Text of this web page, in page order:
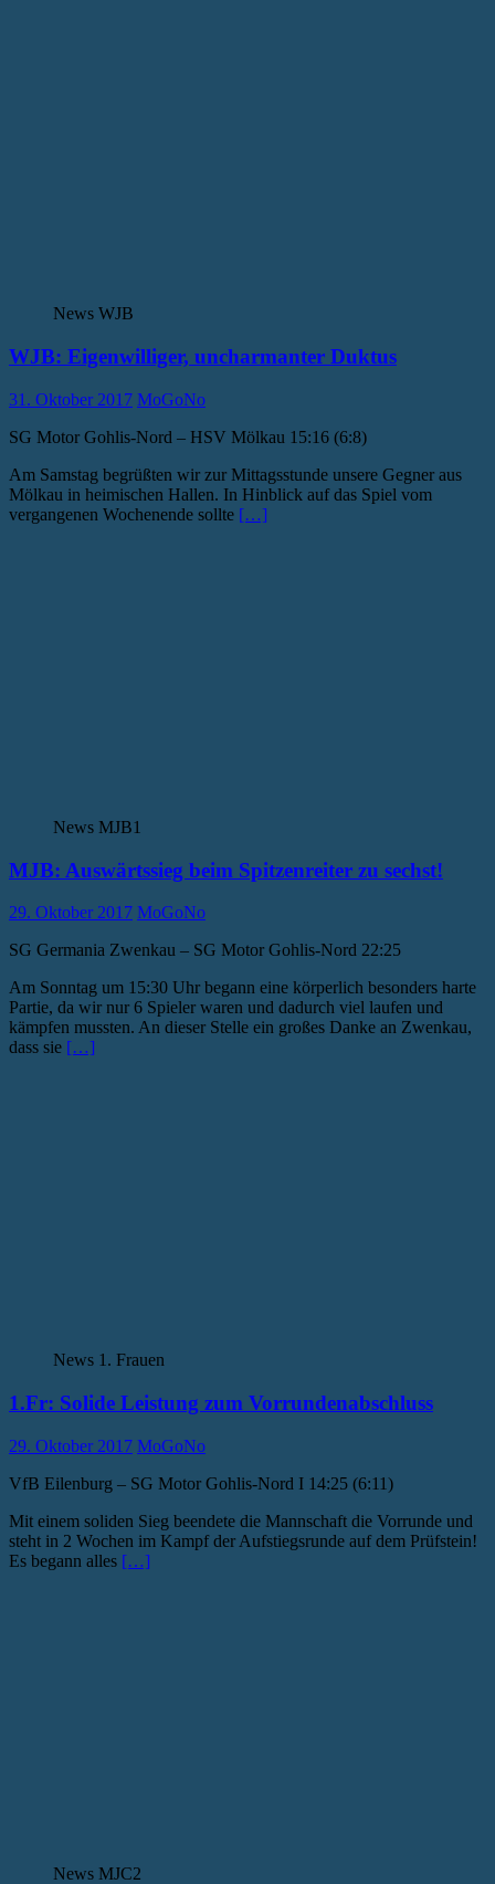
News WJB
WJB: Eigenwilliger, uncharmanter Duktus
31. Oktober 2017 MoGoNo
SG Motor Gohlis-Nord – HSV Mölkau 15:16 (6:8)
Am Samstag begrüßten wir zur Mittagsstunde unsere Gegner aus
Mölkau in heimischen Hallen. In Hinblick auf das Spiel vom
vergangenen Wochenende sollte […]
News MJB1
MJB: Auswärtssieg beim Spitzenreiter zu sechst!
29. Oktober 2017 MoGoNo
SG Germania Zwenkau – SG Motor Gohlis-Nord 22:25
Am Sonntag um 15:30 Uhr begann eine körperlich besonders harte
Partie, da wir nur 6 Spieler waren und dadurch viel laufen und
kämpfen mussten. An dieser Stelle ein großes Danke an Zwenkau,
dass sie […]
News 1. Frauen
1.Fr: Solide Leistung zum Vorrundenabschluss
29. Oktober 2017 MoGoNo
VfB Eilenburg – SG Motor Gohlis-Nord I 14:25 (6:11)
Mit einem soliden Sieg beendete die Mannschaft die Vorrunde und
steht in 2 Wochen im Kampf der Aufstiegsrunde auf dem Prüfstein!
Es begann alles […]
News MJC2